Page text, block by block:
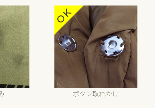
ボタン取れかけ